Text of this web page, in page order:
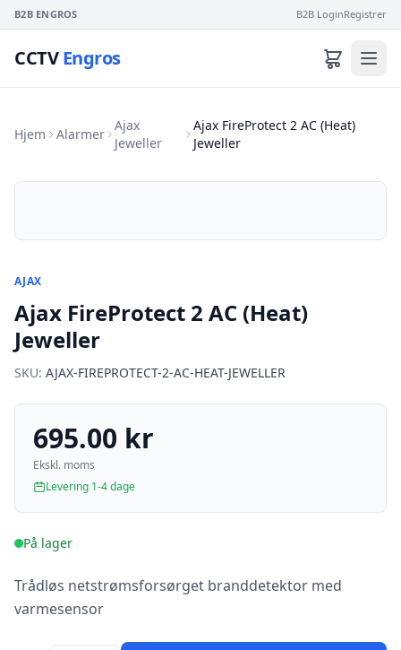
B2B ENGROS B2B LoginRegistrer
CCTVEngros
Hjem Alarmer
Ajax
Jeweller
Ajax FireProtect 2 AC (Heat)
Jeweller
AJAX
Ajax FireProtect 2 AC (Heat)
Jeweller
SKU: AJAX-FIREPROTECT-2-AC-HEAT-JEWELLER
695.00 kr
Ekskl. moms
Levering 1-4 dage
På lager
Trådløs netstrømsforsørget branddetektor med
varmesensor